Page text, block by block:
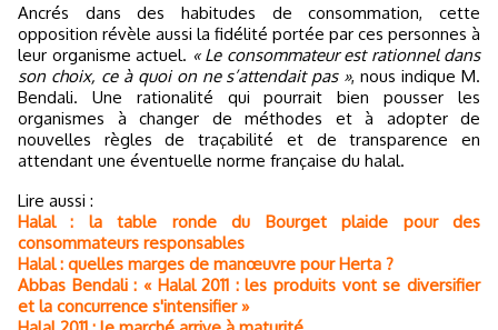
Ancrés dans des habitudes de consommation, cette
opposition révèle aussi la fidélité portée par ces personnes à
leur organisme actuel. « Le consommateur est rationnel dans
son choix, ce à quoi on ne s’attendait pas », nous indique M.
Bendali. Une rationalité qui pourrait bien pousser les
organismes à changer de méthodes et à adopter de
nouvelles règles de traçabilité et de transparence en
attendant une éventuelle norme française du halal.
Lire aussi :
Halal : la table ronde du Bourget plaide pour des
consommateurs responsables
Halal : quelles marges de manœuvre pour Herta ?
Abbas Bendali : « Halal 2011 : les produits vont se diversifier
et la concurrence s'intensifier »